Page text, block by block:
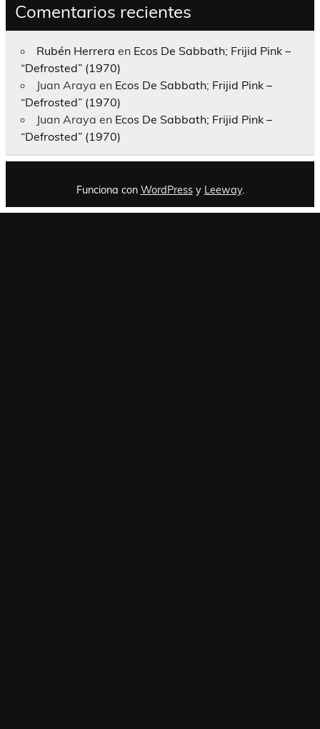
Comentarios recientes
Rubén Herrera en Ecos De Sabbath; Frijid Pink –
“Defrosted” (1970)
Juan Araya en Ecos De Sabbath; Frijid Pink –
“Defrosted” (1970)
Juan Araya en Ecos De Sabbath; Frijid Pink –
“Defrosted” (1970)
Funciona con WordPressy Leeway.